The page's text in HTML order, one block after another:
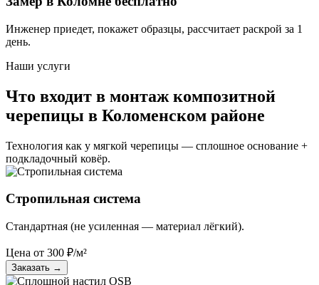
Инженер приедет, покажет образцы, рассчитает раскрой за 1
день.
Наши услуги
Что входит в монтаж композитной
черепицы в Коломенском районе
Технология как у мягкой черепицы — сплошное основание +
подкладочный ковёр.
Стропильная система
Стандартная (не усиленная — материал лёгкий).
Цена от 300 ₽/м²
Заказать →